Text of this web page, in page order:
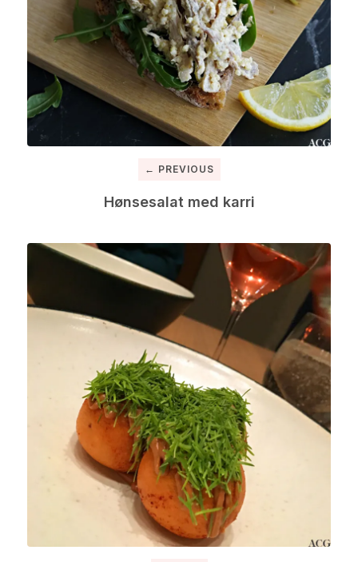
← PREVIOUS
Hønsesalat med karri